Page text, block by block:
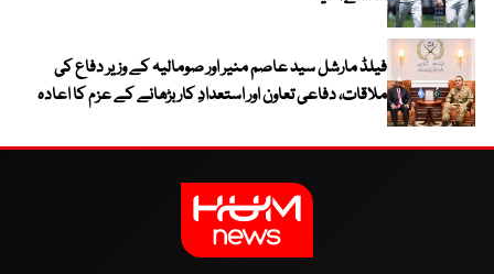
فیلڈ مارشل سید عاصم منیر اور صومالیہ کے وزیر دفاع کی
ملاقات، دفاعی تعاون اور استعدادِ کار بڑھانے کے عزم کا اعادہ